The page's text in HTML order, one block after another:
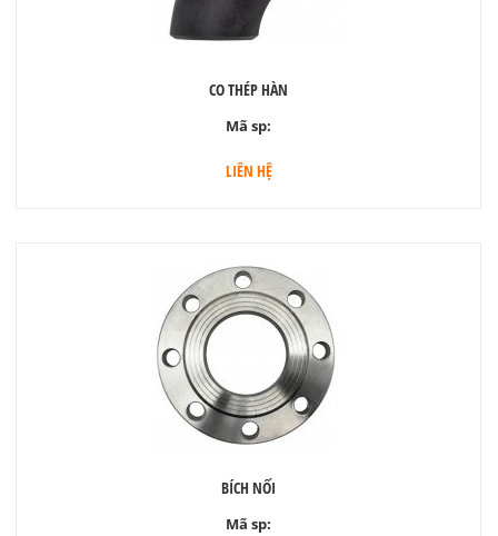
CO THÉP HÀN
Mã sp:
LIÊN HỆ
BÍCH NỐI
Mã sp: